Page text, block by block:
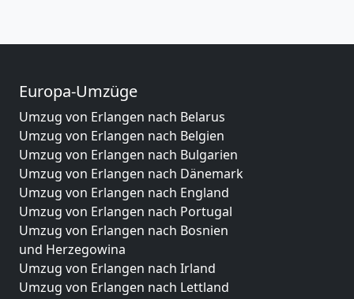
Europa-Umzüge
Umzug von Erlangen nach Belarus
Umzug von Erlangen nach Belgien
Umzug von Erlangen nach Bulgarien
Umzug von Erlangen nach Dänemark
Umzug von Erlangen nach England
Umzug von Erlangen nach Portugal
Umzug von Erlangen nach Bosnien
und Herzegowina
Umzug von Erlangen nach Irland
Umzug von Erlangen nach Lettland